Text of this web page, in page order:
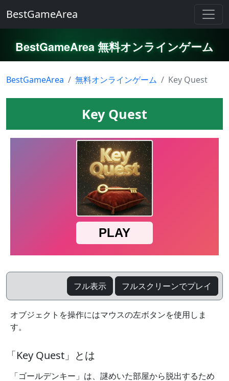
BestGameArea
BestGameArea 無料オンラインゲーム
BestGameArea 無料オンラインゲーム Key Quest
Key Quest
フル表示 フルスクリーンでプレイ
オブジェクトを操作にはマウスの左ボタンを使用しま
す。
「Key Quest」とは
「ゴールデンキー」は、謎めいた部屋から脱出するため